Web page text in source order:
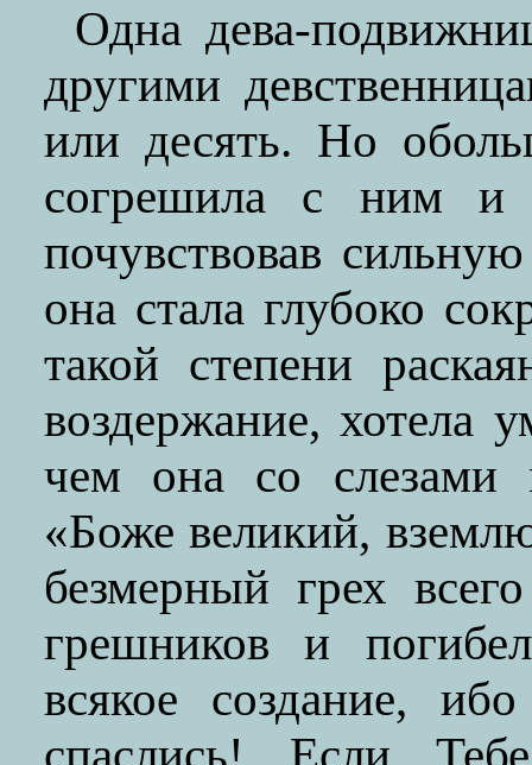
Одна дева-
другими
или десять. Но
согрешила с ним и
почувствовав
она стала глубоко
такой степени
воздержание, хотела
чем она со слезами
«Боже великий,
безмерный грех
грешников и
всякое создание,